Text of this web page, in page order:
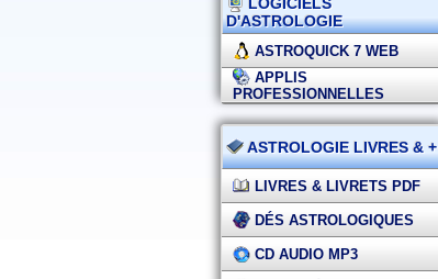
D'ASTROLOGIE
ASTROQUICK 7 WEB
APPLIS
PROFESSIONNELLES
ASTROLOGIE LIVRES & +
LIVRES & LIVRETS PDF
DÉS ASTROLOGIQUES
CD AUDIO MP3